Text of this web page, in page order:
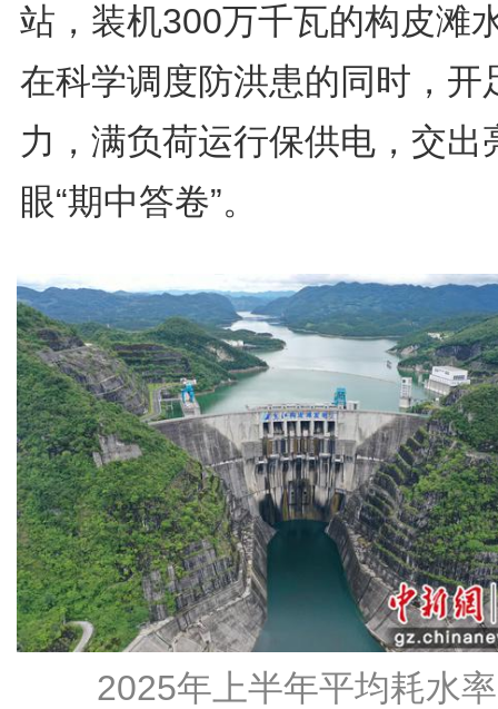
站，装机300万千瓦的构皮滩
在科学调度防洪患的同时，开
力，满负荷运行保供电，交出
眼“期中答卷”。
2025年上半年平均耗水